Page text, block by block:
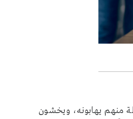
منهم يهابونه، ويخشون